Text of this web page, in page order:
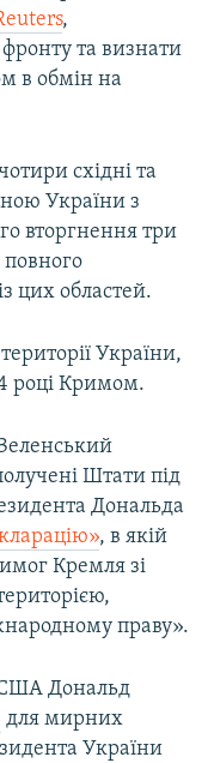
,
та визнати
в обмін на
східні та
України з
вторгнення три
цих областей.
України,
році Кримом.
Штати під
Дональда
, в якій
Кремля зі
праву».
США Дональд
для мирних
України